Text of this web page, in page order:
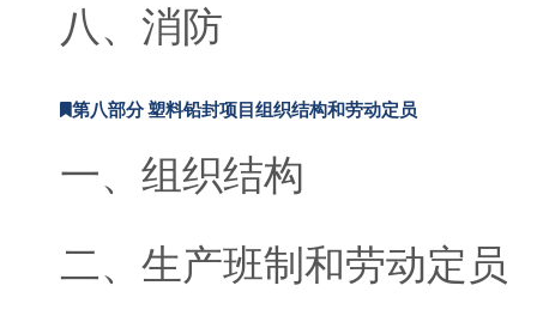
八、消防
第八部分 塑料铅封项目组织结构和劳动定员
一、组织结构
二、生产班制和劳动定员